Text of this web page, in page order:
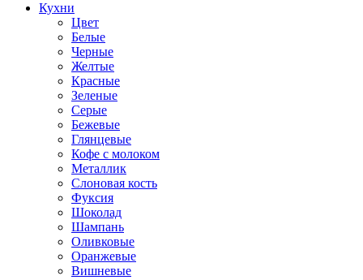
Кухни
Цвет
Белые
Черные
Желтые
Красные
Зеленые
Серые
Бежевые
Глянцевые
Кофе с молоком
Металлик
Слоновая кость
Фуксия
Шоколад
Шампань
Оливковые
Оранжевые
Вишневые